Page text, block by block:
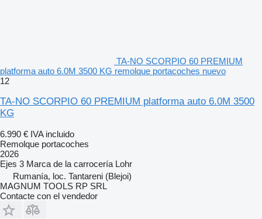
TA-NO SCORPIO 60 PREMIUM
platforma auto 6.0M 3500 KG remolque portacoches nuevo
12
TA-NO SCORPIO 60 PREMIUM platforma auto 6.0M 3500
KG
6.990 € IVA incluido
Remolque portacoches
2026
Ejes 3 Marca de la carrocería Lohr
Rumanía, loc. Tantareni (Blejoi)
MAGNUM TOOLS RP SRL
Contacte con el vendedor